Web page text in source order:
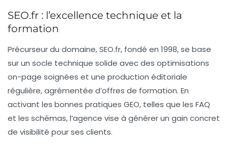
SEO.fr : l’excellence technique et la
formation
Précurseur du domaine,SEO.fr, fondé en 1998, se base
sur un socle technique solide avec des optimisations
on-page soignées et une production éditoriale
régulière, agrémentée d’offres de formation. En
activant les bonnes pratiques GEO, telles que les FAQ
et les schémas, l’agence vise à générer un gain concret
de visibilité pour ses clients.